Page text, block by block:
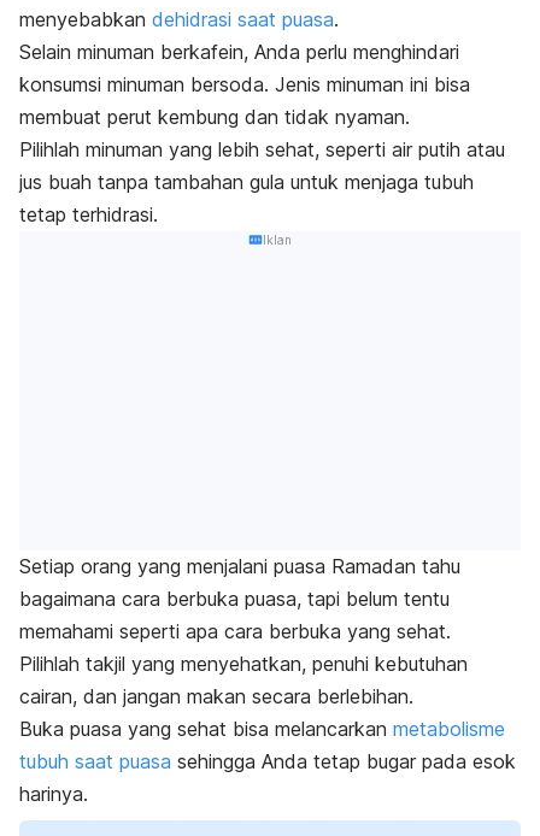
menyebabkan dehidrasi saat puasa.
Selain minuman berkafein, Anda perlu menghindari
konsumsi minuman bersoda. Jenis minuman ini bisa
membuat perut kembung dan tidak nyaman.
Pilihlah minuman yang lebih sehat, seperti air putih atau
jus buah tanpa tambahan gula untuk menjaga tubuh
tetap terhidrasi.
Iklan
Setiap orang yang menjalani puasa Ramadan tahu
bagaimana cara berbuka puasa, tapi belum tentu
memahami seperti apa cara berbuka yang sehat.
Pilihlah takjil yang menyehatkan, penuhi kebutuhan
cairan, dan jangan makan secara berlebihan.
Buka puasa yang sehat bisa melancarkan metabolisme
tubuh saat puasa sehingga Anda tetap bugar pada esok
harinya.